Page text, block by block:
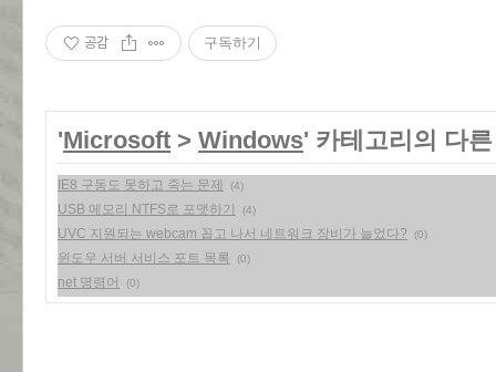
공감 구독하기
'Microsoft > Windows' 카테고리의 다
IE8 구동도 못하고 죽는 문제 (4)
USB 메모리 NTFS로 포맷하기 (4)
UVC 지원되는 webcam 꼽고 나서 네트워크 장비가 늘었다? (0)
윈도우 서버 서비스 포트 목록 (0)
net 명령어 (0)